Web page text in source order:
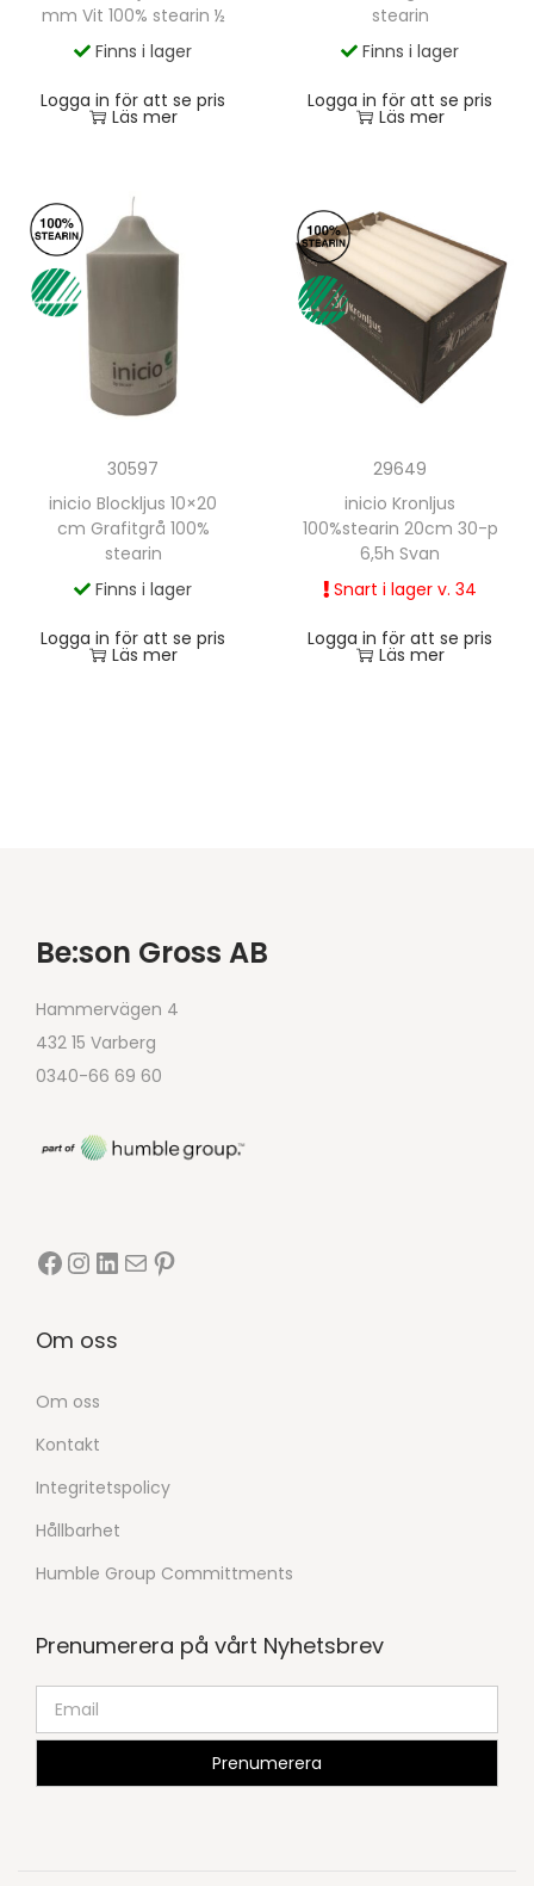
mm Vit 100% stearin ½
Finns i lager
Logga in för att se pris
Läs mer
stearin
Finns i lager
Logga in för att se pris
Läs mer
30597
inicio Blockljus 10×20
cm Grafitgrå 100%
stearin
Finns i lager
Logga in för att se pris
Läs mer
29649
inicio Kronljus
100%stearin 20cm 30-p
6,5h Svan
Snart i lager v. 34
Logga in för att se pris
Läs mer
Be:son Gross AB
Hammervägen 4
432 15 Varberg
0340-66 69 60
Om oss
Om oss
Kontakt
Integritetspolicy
Hållbarhet
Humble Group Committments
Prenumerera på vårt Nyhetsbrev